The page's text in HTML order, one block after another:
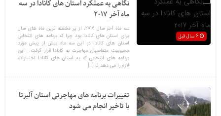
نگاهی به عملکرد استان های کانادا در سه
ماه آخر 2017
سه ماه آخر سال 2017، از پر مشغله ترین ماه های سال
برای استان های کانادا بود چرا که برنامه های انتخابی
استان های کانادا در این سه ماه بیش از پیش مورد
محبوبیت متقاضیان مهاجرت به کانادا قرار گرفت. این
برنامه های انتخابی که به استان های کانادا اختیارات
لازم را می دهد تا […]
تغییرات برنامه های مهاجرتی استان آلبرتا
با تاخیر انجام می شود